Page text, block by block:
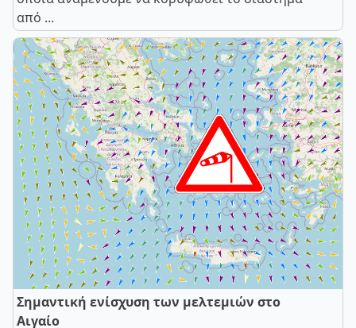
από ...
Σημαντική ενίσχυση των μελτεμιών στο
Αιγαίο